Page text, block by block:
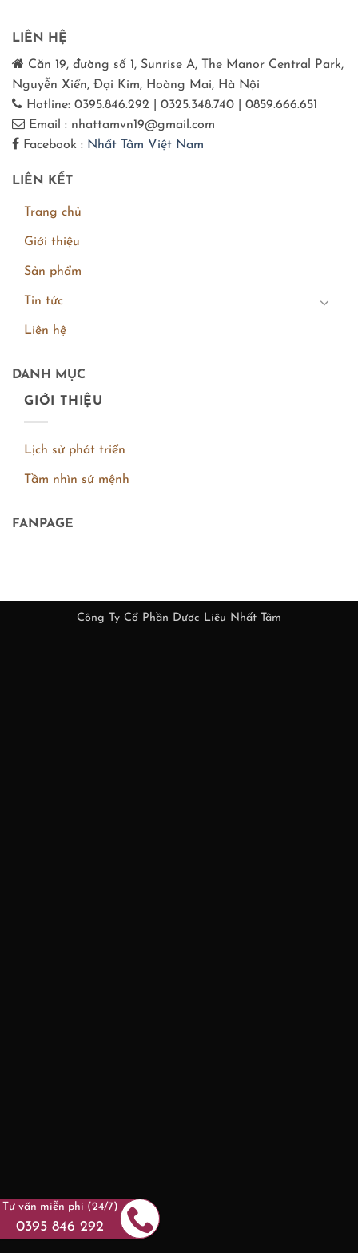
LIÊN HỆ
Căn 19, đường số 1, Sunrise A, The Manor Central Park,
Nguyễn Xiển, Đại Kim, Hoàng Mai, Hà Nội
Hotline: 0395.846.292 | 0325.348.740 | 0859.666.651
Email : nhattamvn19@gmail.com
Facebook : Nhất Tâm Việt Nam
LIÊN KẾT
Trang chủ
Giới thiệu
Sản phẩm
Tin tức
Liên hệ
DANH MỤC
GIỚI THIỆU
Lịch sử phát triển
Tầm nhìn sứ mệnh
FANPAGE
Công Ty Cổ Phần Dược Liệu Nhất Tâm
Tư vấn miễn phí (24/7)
0395 846 292